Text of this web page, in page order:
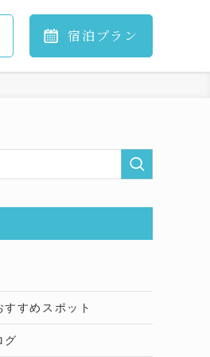
宿泊 プラン
すすめスポット
グ